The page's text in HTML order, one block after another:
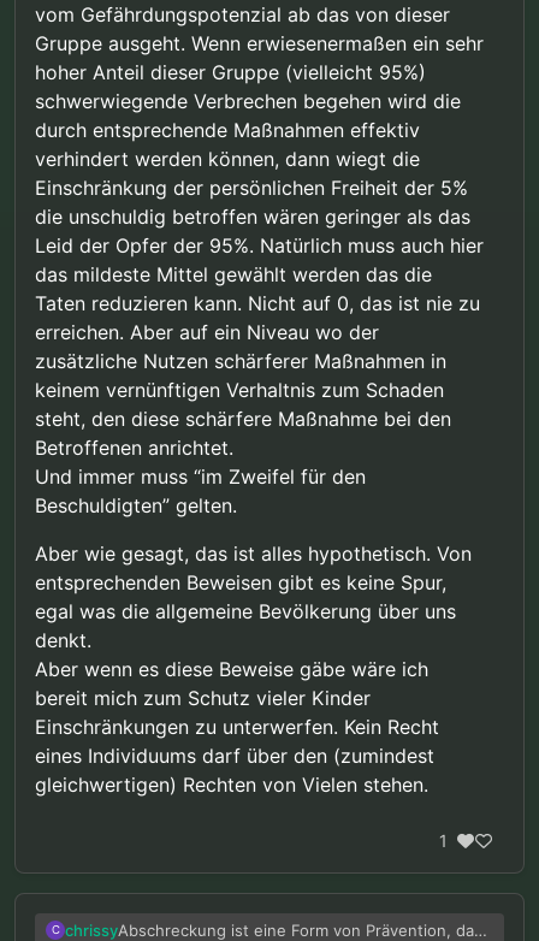
Gruppe gefährlich sind. Daher können
irgendwelche Maßnahmen nur auf Basis
von individuellem Verhalten gerechtfertigt
sein.”
Ja. Ich gehe aber noch einen Schritt weiter und
sage: Selbst wenn es Beweise gäbe, daß wir als
Gruppe gefährlich sind, sollten staatliche Eingriffe,
nur auf Basis von individuellem Verhalten
gerechtfertigt sein.
vom Gefährdungspotenzial ab das von dieser
Gruppe ausgeht. Wenn erwiesenermaßen ein sehr
hoher Anteil dieser Gruppe (vielleicht 95%)
schwerwiegende Verbrechen begehen wird die
durch entsprechende Maßnahmen effektiv
verhindert werden können, dann wiegt die
Einschränkung der persönlichen Freiheit der 5%
die unschuldig betroffen wären geringer als das
Leid der Opfer der 95%. Natürlich muss auch hier
das mildeste Mittel gewählt werden das die
Taten reduzieren kann. Nicht auf 0, das ist nie zu
erreichen. Aber auf ein Niveau wo der
zusätzliche Nutzen schärferer Maßnahmen in
keinem vernünftigen Verhaltnis zum Schaden
steht, den diese schärfere Maßnahme bei den
Betroffenen anrichtet.
Und immer muss “im Zweifel für den
Beschuldigten” gelten.
Aber wie gesagt, das ist alles hypothetisch. Von
entsprechenden Beweisen gibt es keine Spur,
egal was die allgemeine Bevölkerung über uns
denkt.
Aber wenn es diese Beweise gäbe wäre ich
bereit mich zum Schutz vieler Kinder
Einschränkungen zu unterwerfen. Kein Recht
eines Individuums darf über den (zumindest
gleichwertigen) Rechten von Vielen stehen.
1
C chrissyAbschreckung ist eine Form von Prävention, da